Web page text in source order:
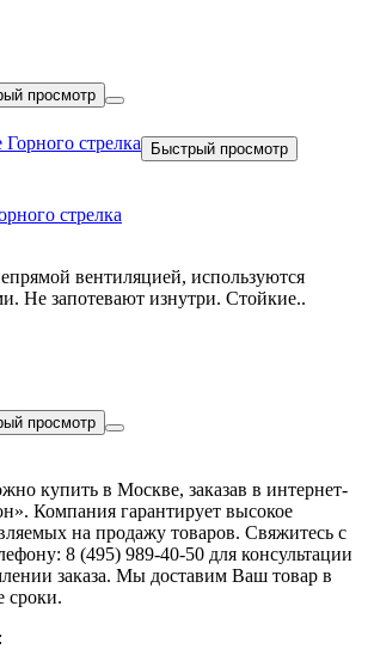
просмотр
Быстрый просмотр
стрелка
вентиляцией, используются
Не запотевают изнутри. Стойкие..
просмотр
купить в Москве, заказав в интернет-
Компания гарантирует высокое
на продажу товаров. Свяжитесь с
8 (495) 989-40-50 для консультации
заказа. Мы доставим Ваш товар в
сроки.